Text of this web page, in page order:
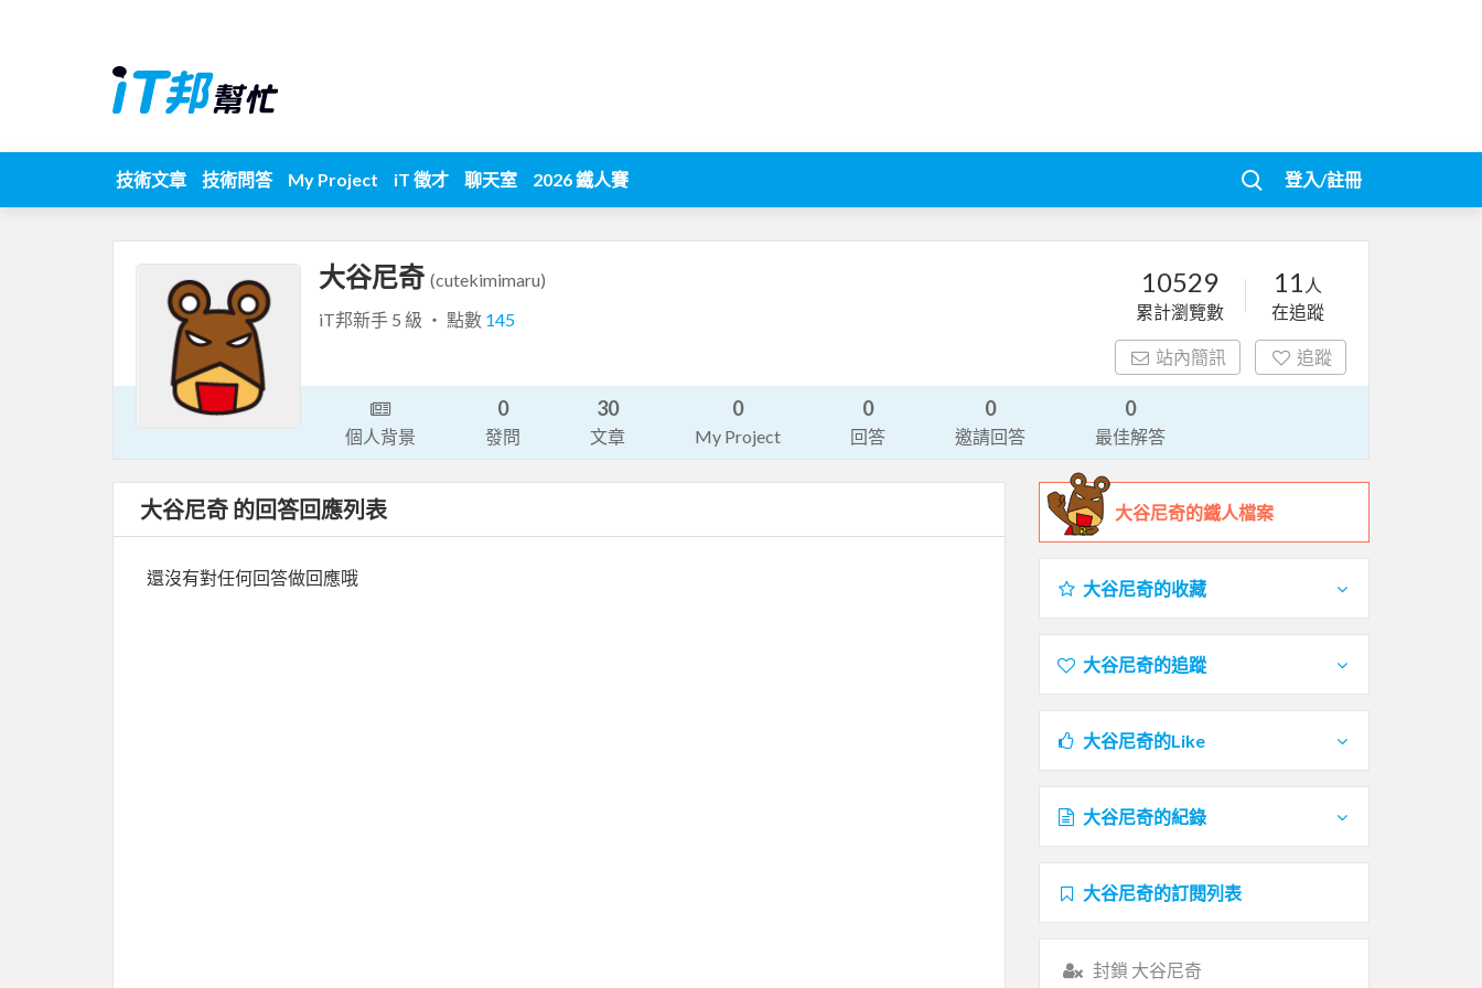
技術文章 技術問答 My Project iT 徵才 聊天室 2026 鐵人賽 登入/註冊
大谷尼奇 (cutekimimaru)
iT邦新手 5 級 ‧ 點數 145
10529
累計瀏覽數
11 人
在追蹤
站內簡訊 追蹤
個人背景
0
發問
30
文章
0
My Project
0
回答
0
邀請回答
0
最佳解答
大谷尼奇 的回答回應列表
還沒有對任何回答做回應哦
大谷尼奇的鐵人檔案
大谷尼奇的收藏
大谷尼奇的追蹤
大谷尼奇的Like
大谷尼奇的紀錄
大谷尼奇的訂閱列表
封鎖 大谷尼奇